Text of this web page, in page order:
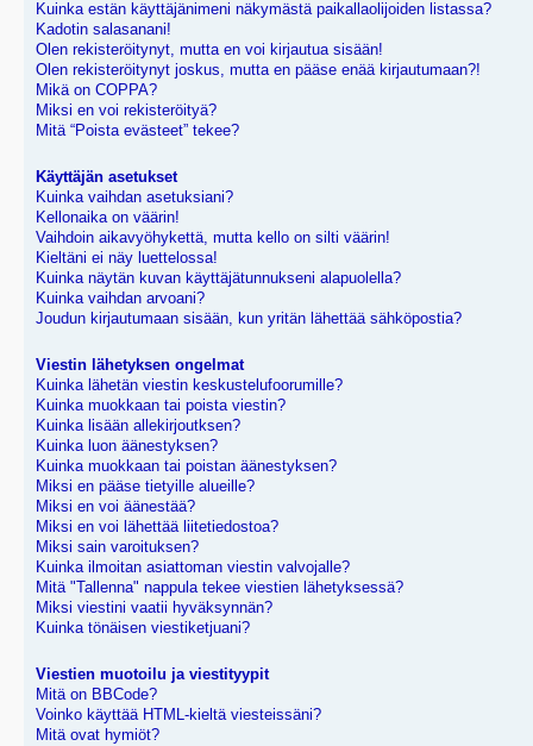
Kuinka estän käyttäjänimeni näkymästä paikallaolijoiden listassa?
Kadotin salasanani!
Olen rekisteröitynyt, mutta en voi kirjautua sisään!
Olen rekisteröitynyt joskus, mutta en pääse enää kirjautumaan?!
Mikä on COPPA?
Miksi en voi rekisteröityä?
Mitä “Poista evästeet” tekee?
Käyttäjän asetukset
Kuinka vaihdan asetuksiani?
Kellonaika on väärin!
Vaihdoin aikavyöhykettä, mutta kello on silti väärin!
Kieltäni ei näy luettelossa!
Kuinka näytän kuvan käyttäjätunnukseni alapuolella?
Kuinka vaihdan arvoani?
Joudun kirjautumaan sisään, kun yritän lähettää sähköpostia?
Viestin lähetyksen ongelmat
Kuinka lähetän viestin keskustelufoorumille?
Kuinka muokkaan tai poista viestin?
Kuinka lisään allekirjoutksen?
Kuinka luon äänestyksen?
Kuinka muokkaan tai poistan äänestyksen?
Miksi en pääse tietyille alueille?
Miksi en voi äänestää?
Miksi en voi lähettää liitetiedostoa?
Miksi sain varoituksen?
Kuinka ilmoitan asiattoman viestin valvojalle?
Mitä "Tallenna" nappula tekee viestien lähetyksessä?
Miksi viestini vaatii hyväksynnän?
Kuinka tönäisen viestiketjuani?
Viestien muotoilu ja viestityypit
Mitä on BBCode?
Voinko käyttää HTML-kieltä viesteissäni?
Mitä ovat hymiöt?